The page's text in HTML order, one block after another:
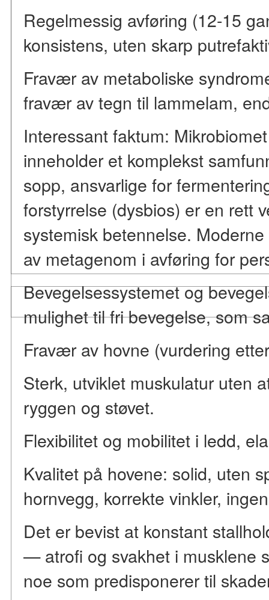
Regelmessig avføring (12-15
konsistens, uten skarp
Fravær av metaboliske
fravær av tegn til lammelam,
Interessant faktum:
inneholder et komplekst
sopp, ansvarlige for
forstyrrelse (dysbios) er en rett
systemisk betennelse.
av metagenom i avføring for
Bevegelsessystemet og
mulighet til fri bevegelse, som
Fravær av hovne (vurdering
Sterk, utviklet muskulatur uten
ryggen og støvet.
Flexibilitet og mobilitet i ledd,
Kvalitet på hovene: solid, uten
hornvegg, korrekte vinkler,
Det er bevist at konstant
— atrofi og svakhet i musklene
noe som predisponerer til